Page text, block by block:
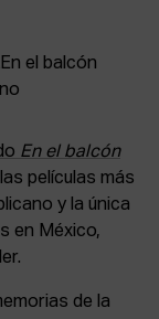
En el balcón
películas más
y la única
en México,
de la